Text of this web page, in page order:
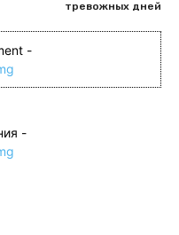
тревожных дней
-
-